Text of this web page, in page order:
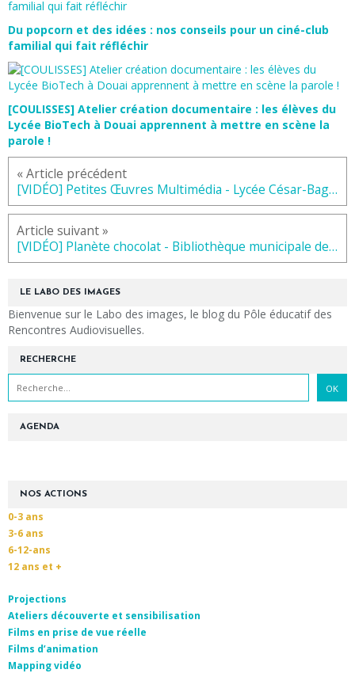
Du popcorn et des idées : nos conseils pour un ciné-club
familial qui fait réfléchir
[COULISSES] Atelier création documentaire : les élèves du
Lycée BioTech à Douai apprennent à mettre en scène la
parole !
« Article précédent
[VIDÉO] Petites Œuvres Multimédia - Lycée César-Baggio de Lille, 2014
Article suivant »
[VIDÉO] Planète chocolat - Bibliothèque municipale de Wattrelos, été 2014
RECHERCHE
LE LABO DES IMAGES
Bienvenue sur le Labo des images, le blog du Pôle éducatif des
Rencontres Audiovisuelles.
NOS ACTIONS
0-3 ans
3-6 ans
6-12-ans
12 ans et +
Projections
Ateliers découverte et sensibilisation
Films en prise de vue réelle
Films d’animation
Mapping vidéo
AGENDA